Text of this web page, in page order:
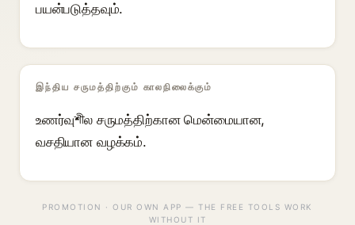
பயன்படுத்தவும்.
இந்திய சருமத்திற்கும் காலநிலைக்கும்
உணர்வுশীல சருமத்திற்கான மென்மையான,
வசதியான வழக்கம்.
PROMOTION · OUR OWN APP — THE FREE TOOLS WORK
WITHOUT IT